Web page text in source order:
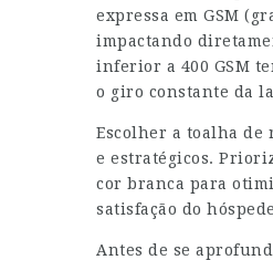
expressa em GSM
impactando
inferior a 400 GSM
o giro constante da
Escolher a toalha
e estratégicos.
cor branca para
satisfação do
Antes de se